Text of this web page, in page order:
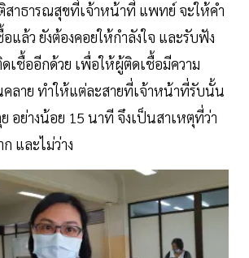
าธารณสุขที่เจ้าหน้าที่ แพทย์ จะให้คำ
แล้ว ยังต้องคอยให้กำลังใจ และรับฟัง
เชื้ออีกด้วย เพื่อให้ผู้ติดเชื้อมีความ
ลาย ทำให้แต่ละสายที่เจ้าหน้าที่รับนั้น
อย่างน้อย 15 นาที จึงเป็นสาเหตุที่ว่า
และไม่ว่าง